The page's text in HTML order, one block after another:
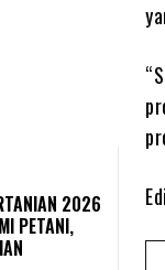
2026
PETANI,